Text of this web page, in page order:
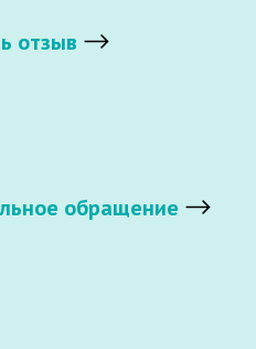
отзыв
обращение